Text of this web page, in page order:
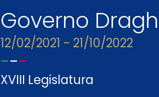
Governo
12/02/2021 - 21/10/2022
---
XVIII Legislatura